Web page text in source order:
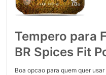
Tempero para
BR Spices Fit
Boa opcao para quem quer